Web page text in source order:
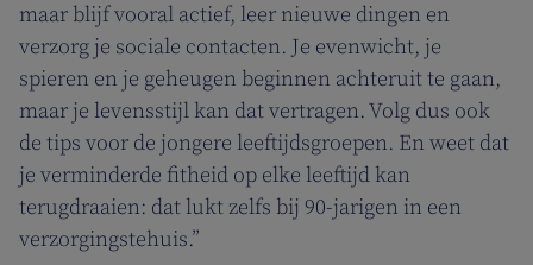
maar blijf vooral actief, leer nieuwe dingen en
verzorg je sociale contacten. Je evenwicht, je
spieren en je geheugen beginnen achteruit te gaan,
maar je levensstijl kan dat vertragen. Volg dus ook
de tips voor de jongere leeftijdsgroepen. En weet dat
je verminderde fitheid op elke leeftijd kan
terugdraaien: dat lukt zelfs bij 90-jarigen in een
verzorgingstehuis.”